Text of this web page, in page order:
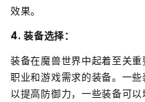
效果。
4. 装备选择：
装备在魔兽世界中起着至关
职业和游戏需求的装备。一
以提高防御力，一些装备可